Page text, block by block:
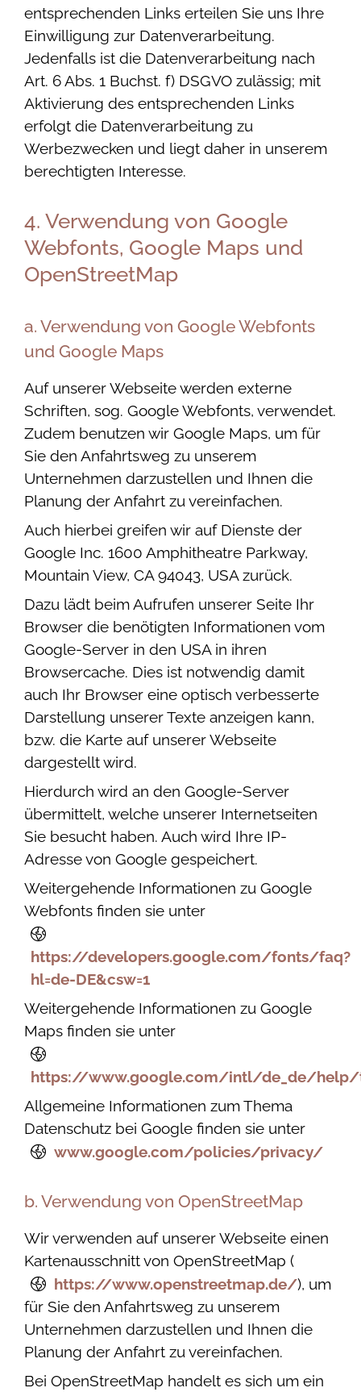
entsprechenden Links erteilen Sie uns Ihre
Einwilligung zur Datenverarbeitung.
Jedenfalls ist die Datenverarbeitung nach
Art. 6 Abs. 1 Buchst. f) DSGVO zulässig; mit
Aktivierung des entsprechenden Links
erfolgt die Datenverarbeitung zu
Werbezwecken und liegt daher in unserem
berechtigten Interesse.
4. Verwendung von Google
Webfonts, Google Maps und
OpenStreetMap
a. Verwendung von Google Webfonts
und Google Maps
Auf unserer Webseite werden externe
Schriften, sog. Google Webfonts, verwendet.
Zudem benutzen wir Google Maps, um für
Sie den Anfahrtsweg zu unserem
Unternehmen darzustellen und Ihnen die
Planung der Anfahrt zu vereinfachen.
Auch hierbei greifen wir auf Dienste der
Google Inc. 1600 Amphitheatre Parkway,
Mountain View, CA 94043, USA zurück.
Dazu lädt beim Aufrufen unserer Seite Ihr
Browser die benötigten Informationen vom
Google-Server in den USA in ihren
Browsercache. Dies ist notwendig damit
auch Ihr Browser eine optisch verbesserte
Darstellung unserer Texte anzeigen kann,
bzw. die Karte auf unserer Webseite
dargestellt wird.
Hierdurch wird an den Google-Server
übermittelt, welche unserer Internetseiten
Sie besucht haben. Auch wird Ihre IP-
Adresse von Google gespeichert.
Weitergehende Informationen zu Google
Webfonts finden sie unter
https://developers.google.com/fonts/faq?
hl=de-DE&csw=1
Weitergehende Informationen zu Google
Maps finden sie unter
https://www.google.com/intl/de_de/help/
Allgemeine Informationen zum Thema
Datenschutz bei Google finden sie unter
www.google.com/policies/privacy/
b. Verwendung von OpenStreetMap
Wir verwenden auf unserer Webseite einen
Kartenausschnitt von OpenStreetMap (
https://www.openstreetmap.de/), um
für Sie den Anfahrtsweg zu unserem
Unternehmen darzustellen und Ihnen die
Planung der Anfahrt zu vereinfachen.
Bei OpenStreetMap handelt es sich um ein